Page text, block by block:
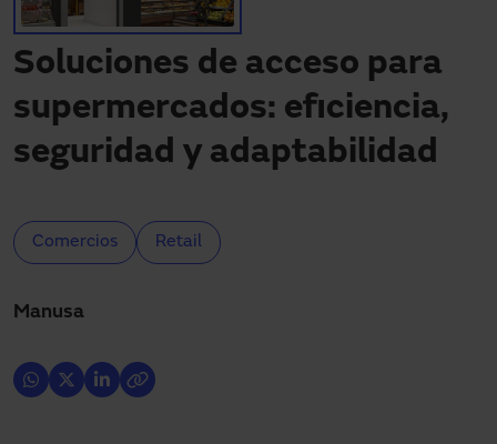
Soluciones de acceso para
supermercados: eficiencia,
seguridad y adaptabilidad
Comercios Retail
Manusa